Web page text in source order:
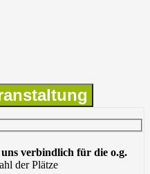
verbindlich für die o.g.
der Plätze